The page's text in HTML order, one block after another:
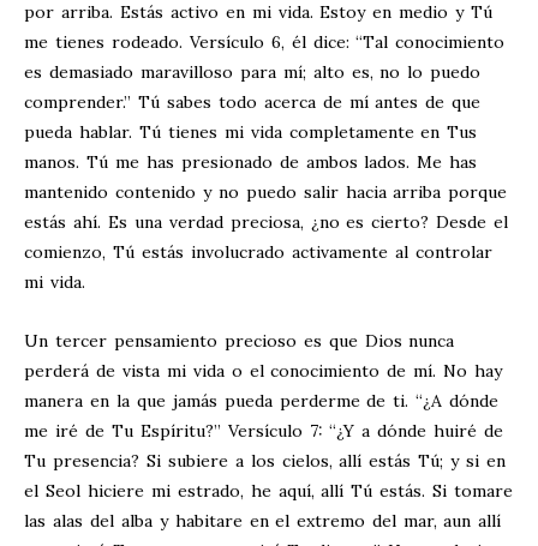
por arriba. Estás activo en mi vida. Estoy en medio y Tú
me tienes rodeado. Versículo 6, él dice: “Tal conocimiento
es demasiado maravilloso para mí; alto es, no lo puedo
comprender.” Tú sabes todo acerca de mí antes de que
pueda hablar. Tú tienes mi vida completamente en Tus
manos. Tú me has presionado de ambos lados. Me has
mantenido contenido y no puedo salir hacia arriba porque
estás ahí. Es una verdad preciosa, ¿no es cierto? Desde el
comienzo, Tú estás involucrado activamente al controlar
mi vida.
Un tercer pensamiento precioso es que Dios nunca
perderá de vista mi vida o el conocimiento de mí. No hay
manera en la que jamás pueda perderme de ti. “¿A dónde
me iré de Tu Espíritu?” Versículo 7: “¿Y a dónde huiré de
Tu presencia? Si subiere a los cielos, allí estás Tú; y si en
el Seol hiciere mi estrado, he aquí, allí Tú estás. Si tomare
las alas del alba y habitare en el extremo del mar, aun allí